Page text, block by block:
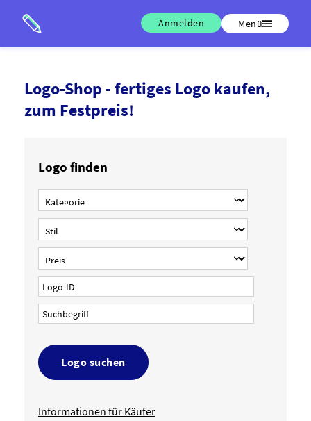
Anmelden Menü
Logo-Shop - fertiges Logo kaufen,
zum Festpreis!
Logo finden
Logo suchen
Informationen für Käufer